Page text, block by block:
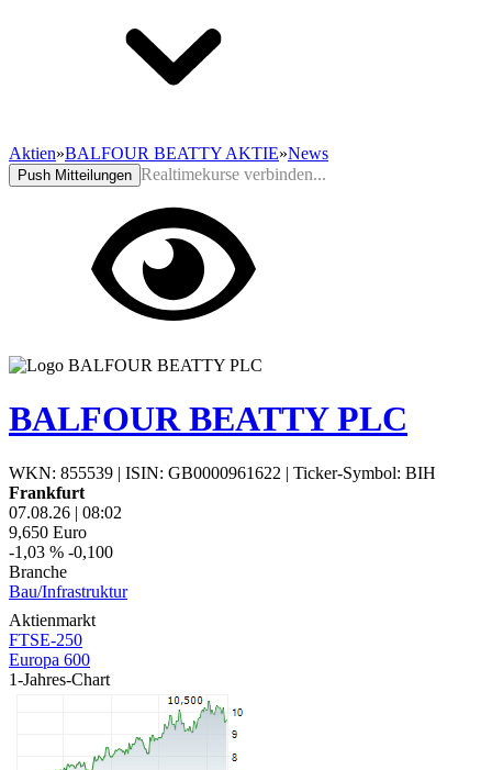
Aktien»BALFOUR BEATTY AKTIE»News
Push Mitteilungen Realtimekurse verbinden...
BALFOUR BEATTY PLC
WKN: 855539 | ISIN: GB0000961622 | Ticker-Symbol: BIH
Frankfurt
07.08.26 | 08:02
9,650 Euro
-1,03 % -0,100
Branche
Bau/Infrastruktur
Aktienmarkt
FTSE-250
Europa 600
1-Jahres-Chart